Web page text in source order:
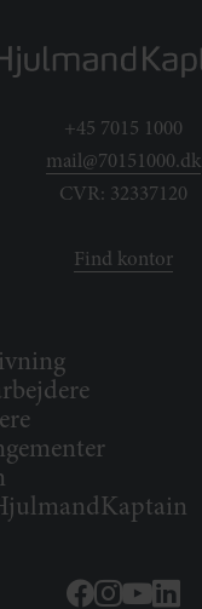
+45 7015 1000
mail@70151000.dk
CVR: 32337120
Find kontor